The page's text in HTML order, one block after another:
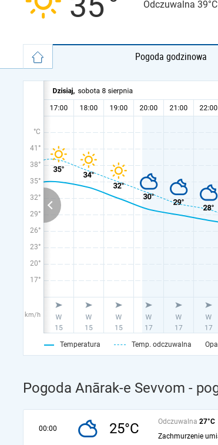
Odczuwalna 39°C
Pogoda godzinowa
°C
41°
38°
35°
32°
29°
26°
23°
20°
17°
km/h
Temperatura Temp. odczuwalna
Pogoda Anārak-e Sevvom -
00:00 25°C Odczuwalna 27°C
Zachmurzenie